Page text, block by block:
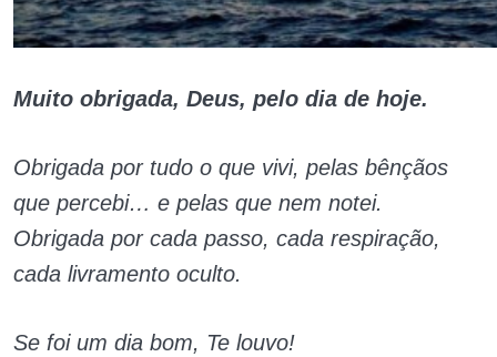
Muito obrigada, Deus, pelo dia de hoje.
Obrigada por tudo o que vivi, pelas bênçãos
que percebi… e pelas que nem notei.
Obrigada por cada passo, cada respiração,
cada livramento oculto.
Se foi um dia bom, Te louvo!